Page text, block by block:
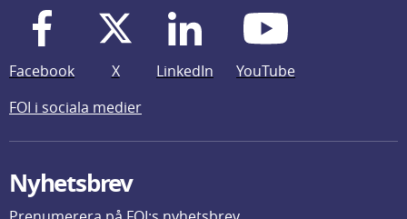
Facebook X LinkedIn
YouTube
FOI i sociala medier
Nyhetsbrev